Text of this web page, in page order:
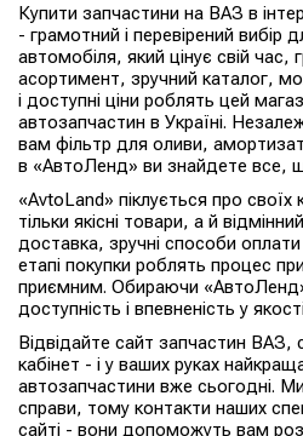
Купити запчастини на ВАЗ в
- грамотний і перевірений вибір
автомобіля, який цінує свій час,
асортимент, зручний каталог,
і доступні ціни роблять цей
автозапчастин в Україні.
вам фільтр для оливи,
в «АвтоЛенд» ви знайдете все,
«AvtoLand» піклується про своїх
тільки якісні товари, а й
доставка, зручні способи
етапі покупки роблять процес
приємним. Обираючи
доступність і впевненість у
Відвідайте сайт запчастин ВАЗ,
кабінет - і у ваших руках
автозапчастини вже сьогодні.
справи, тому контакти наших
сайті - вони допоможуть вам